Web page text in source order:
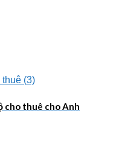
cho thuê cho Anh